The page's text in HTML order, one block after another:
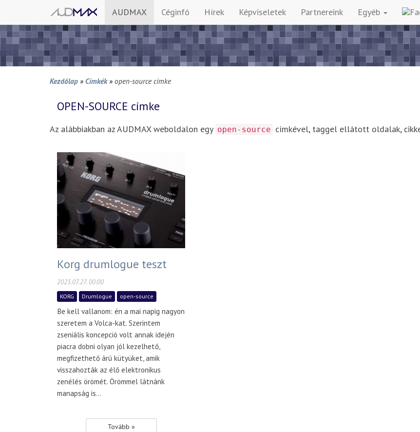
AUDMAX Céginfó Hírek Képviseletek Partnereink Egyéb
Kezdőlap » Címkék » open-source címke
OPEN-SOURCE címke
Az alábbiakban az AUDMAX weboldalon egy open-source címkével, taggel ellátott oldalak,
Korg drumlogue teszt
2023.07.27. 00:00
KORG Drumlogue open-source
Be kell vallanom: én a mai napig nagyon
szeretem a Volca-kat. Szerintem
zseniális koncepció volt annak idején
piacra dobni olyan jól kezelhető,
megfizethető árú kütyüket, amik
visszahozták az élő elektronikus
zenélés örömét. Örömmel látnánk
manapság is...
Tovább »